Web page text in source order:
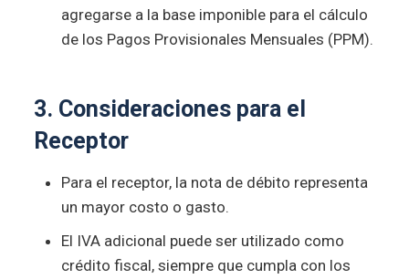
agregarse a la base imponible para el cálculo
de los Pagos Provisionales Mensuales (PPM).
3. Consideraciones para el
Receptor
Para el receptor, la nota de débito representa
un mayor costo o gasto.
El IVA adicional puede ser utilizado como
crédito fiscal, siempre que cumpla con los